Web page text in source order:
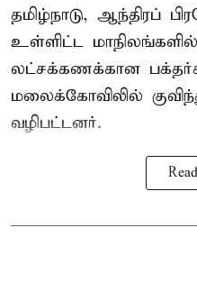
தமிழ்நாடு, ஆந்திரப்
உள்ளிட்ட மாநிலங்களில்
லட்சக்கணக்கான
மலைக்கோவிலில்
வழிபட்டனர்.